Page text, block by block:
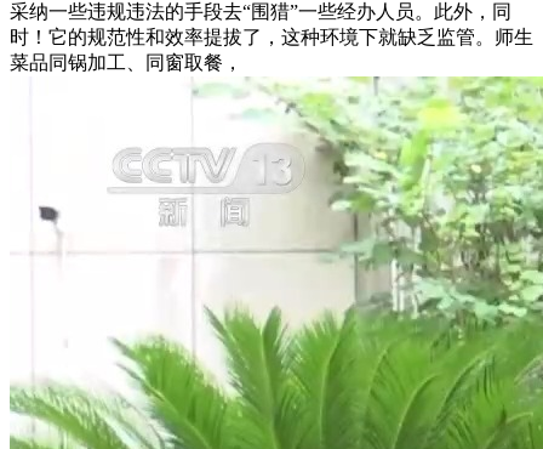
采纳一些违规违法的手段去“围猎”一些经办人员。此外，同
时！它的规范性和效率提拔了，这种环境下就缺乏监管。师生
菜品同锅加工、同窗取餐，